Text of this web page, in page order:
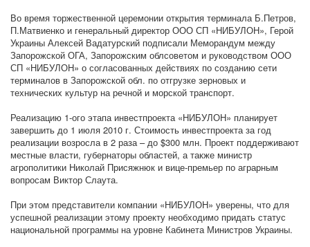
Во время торжественной церемонии открытия терминала Б.Петров,
П.Матвиенко и генеральный директор ООО СП «НИБУЛОН», Герой
Украины Алексей Вадатурский подписали Меморандум между
Запорожской ОГА, Запорожским облсоветом и руководством ООО
СП «НИБУЛОН» о согласованных действиях по созданию сети
терминалов в Запорожской обл. по отгрузке зерновых и
технических культур на речной и морской транспорт.
Реализацию 1-ого этапа инвестпроекта «НИБУЛОН» планирует
завершить до 1 июля 2010 г. Стоимость инвестпроекта за год
реализации возросла в 2 раза – до $300 млн. Проект поддерживают
местные власти, губернаторы областей, а также министр
агрополитики Николай Присяжнюк и вице-премьер по аграрным
вопросам Виктор Слаута.
При этом представители компании «НИБУЛОН» уверены, что для
успешной реализации этому проекту необходимо придать статус
национальной программы на уровне Кабинета Министров Украины.